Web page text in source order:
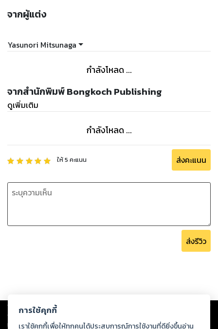
จากผู้แต่ง
Yasunori Mitsunaga
กำลังโหลด ...
จากสำนักพิมพ์ Bongkoch Publishing
ดูเพิ่มเติม
กำลังโหลด ...
ให้5 คะแนน ส่งคะแนน
ส่งรีวิว
Copyright © 2026
ต่อผลงานหรือเนื้อหาใดที่อัปโหลดผ่านเว็บไซต์และปรากฏว่าละเมิดสิทธิใน
ทรัพย์สินทางปัญญาของบุคคลอื่นหรือขัดต่อกฎหมายและศีลธรรม ดังนั้น ผู้อ่าน
การใช้คุกกี้
เราใช้คุกกี้เพื่อให้ทุกคนได้ประสบการณ์การใช้งานที่ดียิ่งขึ้นอ่าน